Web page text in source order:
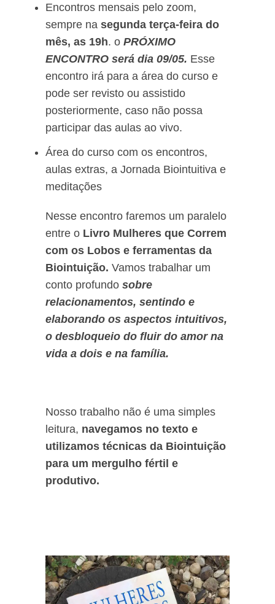
Encontros mensais pelo zoom,
sempre na segunda terça-feira do
mês, as 19h. o PRÓXIMO
ENCONTRO será dia 09/05. Esse
encontro irá para a área do curso e
pode ser revisto ou assistido
posteriormente, caso não possa
participar das aulas ao vivo.
Área do curso com os encontros,
aulas extras, a Jornada Biointuitiva e
meditações
Nesse encontro faremos um paralelo
entre o Livro Mulheres que Correm
com os Lobos e ferramentas da
Biointuição. Vamos trabalhar um
conto profundo sobre
relacionamentos, sentindo e
elaborando os aspectos intuitivos,
o desbloqueio do fluir do amor na
vida a dois e na família.
Nosso trabalho não é uma simples
leitura, navegamos no texto e
utilizamos técnicas da Biointuição
para um mergulho fértil e
produtivo.